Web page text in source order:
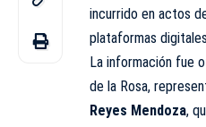
incurrido en actos
plataformas
La información fue
de la Rosa,
Reyes Mendoza,